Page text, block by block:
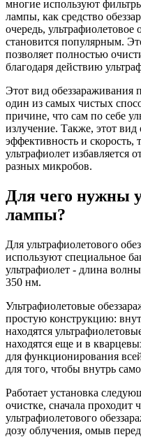
многие используют
лампы, как средство
очередь, ультрафиолетовое
становится популярным.
позволяет полностью
благодаря действию
Этот вид обеззараживания
один из самых чистых
причине, что сам по себе
излучение. Также, этот
эффективность и скорость,
ультрафиолет избавляется
разных микробов.
Для чего нужны
лампы?
Для ультрафиолетового
используют специальное
ультрафиолет - длина
350 нм.
Ультрафиолетовые
простую конструкцию:
находятся
находятся еще и в
для функционирования
для того, чтобы внутрь
Работает установка
очистке, сначала проходит
ультрафиолетового
дозу облучения, омыв